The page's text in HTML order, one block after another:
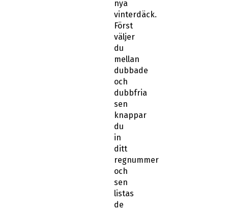
nya
vinterdäck.
Först
väljer
du
mellan
dubbade
och
dubbfria
sen
knappar
du
in
ditt
regnummer
och
sen
listas
de